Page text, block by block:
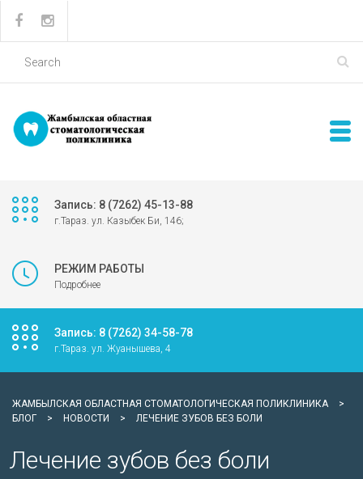
Запись: 8 (7262) 45-13-88
г.Тараз. ул. Казыбек Би, 146;
РЕЖИМ РАБОТЫ
Подробнее
Запись: 8 (7262) 34-58-78
г.Тараз. ул. Жуанышева, 4
ЖАМБЫЛСКАЯ ОБЛАСТНАЯ СТОМАТОЛОГИЧЕСКАЯ ПОЛИКЛИНИКА
>
БЛОГ
> НОВОСТИ > ЛЕЧЕНИЕ ЗУБОВ БЕЗ БОЛИ
Лечение зубов без боли